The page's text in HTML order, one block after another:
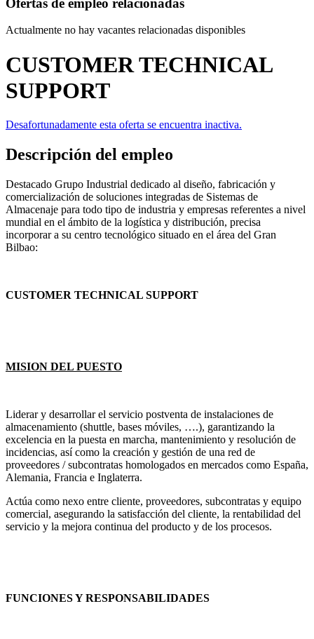
Actualmente no hay vacantes relacionadas disponibles
CUSTOMER TECHNICAL
SUPPORT
Desafortunadamente esta oferta se encuentra inactiva.
Descripción del empleo
Destacado Grupo Industrial dedicado al diseño, fabricación y
comercialización de soluciones integradas de Sistemas de
Almacenaje para todo tipo de industria y empresas referentes a nivel
mundial en el ámbito de la logística y distribución, precisa
incorporar a su centro tecnológico situado en el área del Gran
Bilbao:
CUSTOMER TECHNICAL SUPPORT
MISION DEL PUESTO
Liderar y desarrollar el servicio postventa de instalaciones de
almacenamiento (shuttle, bases móviles, ….), garantizando la
excelencia en la puesta en marcha, mantenimiento y resolución de
incidencias, así como la creación y gestión de una red de
proveedores / subcontratas homologados en mercados como España,
Alemania, Francia e Inglaterra.
Actúa como nexo entre cliente, proveedores, subcontratas y equipo
comercial, asegurando la satisfacción del cliente, la rentabilidad del
servicio y la mejora continua del producto y de los procesos.
FUNCIONES Y RESPONSABILIDADES